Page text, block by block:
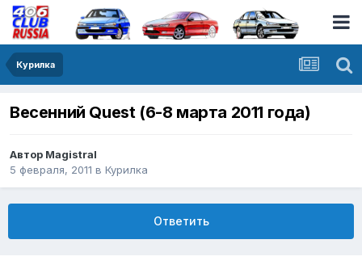
Курилка
Весенний Quest (6-8 марта 2011 года)
Автор Magistral
5 февраля, 2011 в Курилка
Ответить